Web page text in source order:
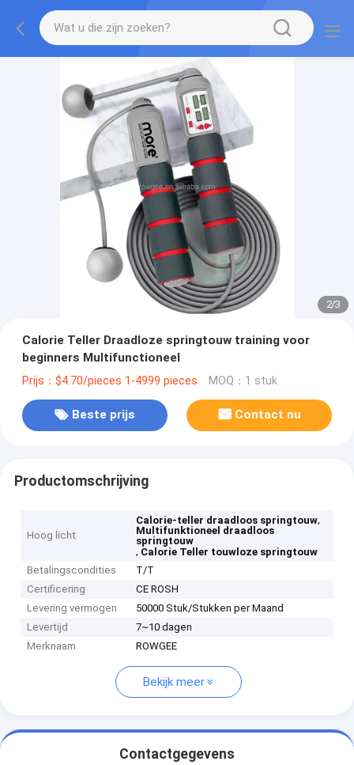
2/3
Calorie Teller Draadloze springtouw training voor
beginners Multifunctioneel
Prijs：$4.70/pieces 1-4999 pieces MOQ：1 stuk
Beste prijs Contact nu
Productomschrijving
Hoog licht
Calorie-teller draadloos springtouw,
Multifunktioneel draadloos
springtouw
, Calorie Teller touwloze springtouw
Betalingscondities
T/T
Certificering
CE ROSH
Levering vermogen
50000 Stuk/Stukken per Maand
Levertijd
7~10 dagen
Merknaam
ROWGEE
Bekijk meer
Contactgegevens